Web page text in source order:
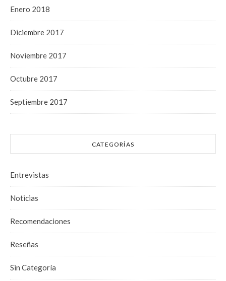
Enero 2018
Diciembre 2017
Noviembre 2017
Octubre 2017
Septiembre 2017
CATEGORÍAS
Entrevistas
Noticias
Recomendaciones
Reseñas
Sin Categoría